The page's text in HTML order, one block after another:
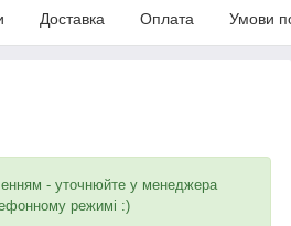
Доставка Оплата Умови
- уточнюйте у менеджера
режимі :)